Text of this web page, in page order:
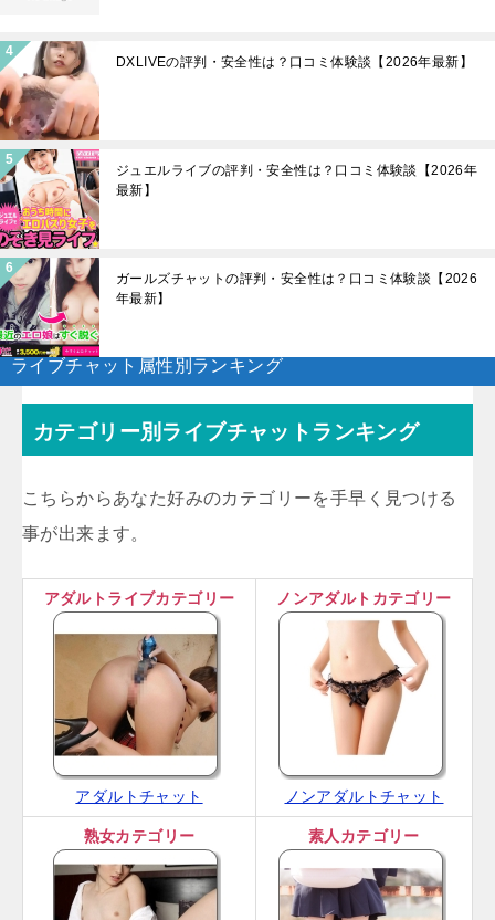
DXLIVEの評判・安全性は？口コミ体験談【2026年最新】
ジュエルライブの評判・安全性は？口コミ体験談【2026年
最新】
ガールズチャットの評判・安全性は？口コミ体験談【2026
年最新】
ライブチャット属性別ランキング
カテゴリー別ライブチャットランキング
こちらからあなた好みのカテゴリーを手早く見つける
事が出来ます。
アダルトライブカテゴリー
アダルトチャット
ノンアダルトカテゴリー
ノンアダルトチャット
熟女カテゴリー 素人カテゴリー